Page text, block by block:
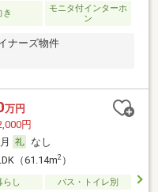
き
モニタ付インターホ
ン
ナーズ物件
万円
円
なし
（61.14m2）
らし
バス・トイレ別